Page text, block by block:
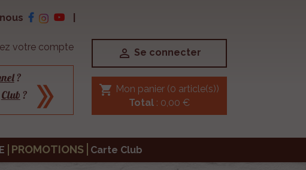
votre compte
?
Club ?
 Se connecter
shopping_cart Mon panier (0 article(s))
Total: 0,00 €
PROMOTIONS Carte Club